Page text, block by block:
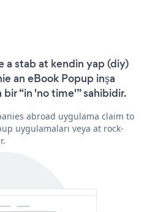
a stab at kendin yap (diy)
an eBook Popup inşa
“in 'no time'” sahibidir.
abroad uygulama claim to
uygulamaları veya at rock-